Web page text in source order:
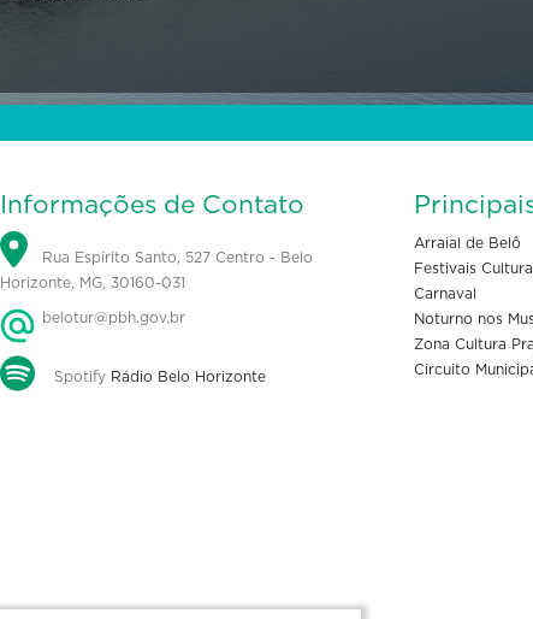
Informações de Contato
Rua Espírito Santo, 527 Centro - Belo
Horizonte, MG, 30160-031
belotur@pbh.gov.br
Spotify Rádio Belo Horizonte
Arraial de Belô
Festivais
Carnaval
Noturno nos
Zona Cultura
Circuito